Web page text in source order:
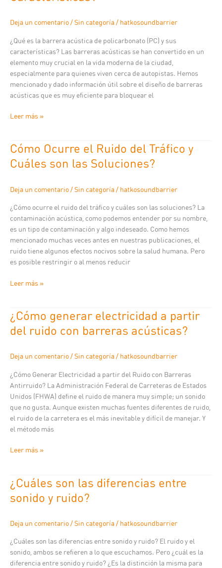
Deja un comentario/Sin categoría/ hatkosoundbarrier
¿Qué es la barrera acústica de policarbonato (PC) y sus
características? Las barreras acústicas se han convertido en un
elemento muy crucial en la vida moderna de la ciudad,
especialmente para quienes viven cerca de autopistas. Hemos
mencionado y dado información útil sobre el diseño de barreras
acústicas que es muy eficiente para bloquear el
de
(PC)
y
sus
Características?
Leer más »
Cómo Ocurre el Ruido del Tráfico y
Cuáles son las Soluciones?
Deja un comentario/Sin categoría/ hatkosoundbarrier
¿Cómo ocurre el ruido del tráfico y cuáles son las soluciones? La
contaminación acústica, como podemos entender por su nombre,
es un tipo de contaminación y algo indeseado. Como hemos
mencionado muchas veces antes en nuestras publicaciones, el
ruido tiene algunos efectos nocivos sobre la salud humana. Pero
es posible restringir o al menos reducir
Cómo
Ocurre
el
del
y
Cuáles
son
las
Soluciones?
Leer más »
¿Cómo generar electricidad a partir
del ruido con barreras acústicas?
Deja un comentario/Sin categoría/ hatkosoundbarrier
¿Cómo Generar Electricidad a partir del Ruido con Barreras
Antirruido? La Administración Federal de Carreteras de Estados
Unidos (FHWA) define el ruido de manera muy simple; un sonido
que no gusta. Aunque existen muchas fuentes diferentes de ruido,
el ruido de la carretera es el más inevitable y difícil de manejar. Y
el método más
¿Cómo
generar
electricidad
partir
ruido
con
barreras
acústicas?
Leer más »
¿Cuáles son las diferencias entre
sonido y ruido?
Deja un comentario/Sin categoría/ hatkosoundbarrier
¿Cuáles son las diferencias entre sonido y ruido? El ruido y el
sonido, ambos se refieren a lo que escuchamos. Pero ¿cuál es la
diferencia entre sonido y ruido? ¿Es la distinción la misma para
¿Cuáles
son
las
entre
y
ruido?